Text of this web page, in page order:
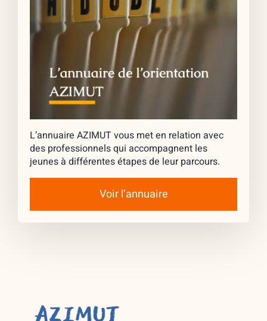
L’annuaire AZIMUT vous met en relation avec
des professionnels qui accompagnent les
jeunes à différentes étapes de leur parcours.
Voir l’annuaire